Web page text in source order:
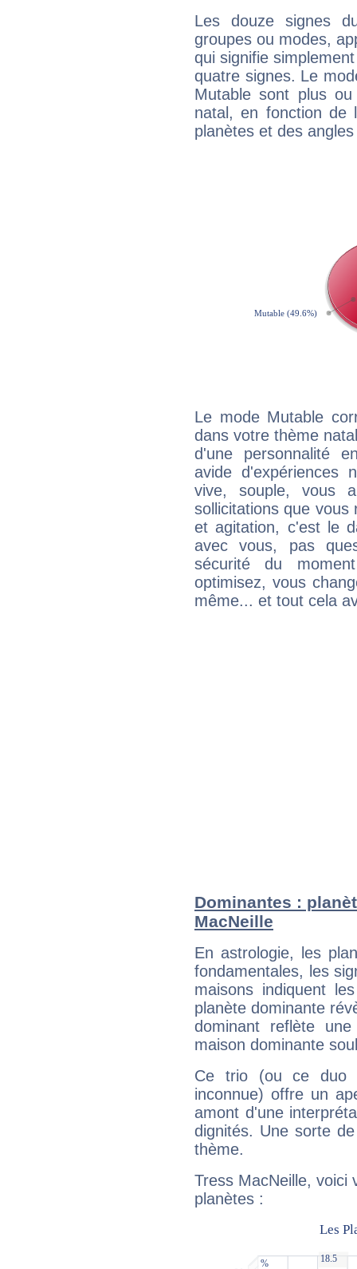
Les douze signes
groupes ou modes,
qui signifie
quatre signes. Le
Mutable sont plus
natal, en fonction de
planètes et des
Le mode Mutable
dans votre thème
d'une personnalité
avide d'expériences
vive, souple, vous
sollicitations que vous
et agitation, c'est le
avec vous, pas
sécurité du
optimisez, vous
même... et tout cela
Dominantes :
MacNeille
En astrologie, les
fondamentales, les
maisons indiquent
planète dominante
dominant reflète
maison dominante
Ce trio (ou ce duo
inconnue) offre un
amont d'une
dignités. Une sorte
thème.
Tress MacNeille, voici
planètes :